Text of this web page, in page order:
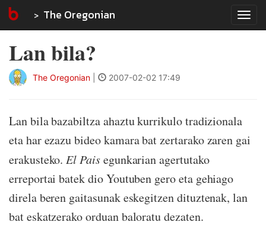
The Oregonian
Lan bila?
The Oregonian 2007-02-02 17:49
Lan bila bazabiltza ahaztu kurrikulo tradizionala
eta har ezazu bideo kamara bat zertarako zaren gai
erakusteko. El Paisegunkarian agertutako
erreportai batek dio Youtuben gero eta gehiago
direla beren gaitasunak eskegitzen dituztenak, lan
bat eskatzerako orduan baloratu dezaten.